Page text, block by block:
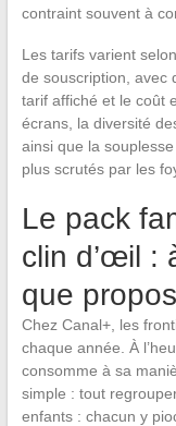
contraint souvent à
Les tarifs varient
de souscription, avec
tarif affiché et le coût
écrans, la diversité
ainsi que la
plus scrutés par les
Le pack
clin d’œil :
que
Chez Canal+, les
chaque année. À
consomme à sa
simple : tout
enfants : chacun y